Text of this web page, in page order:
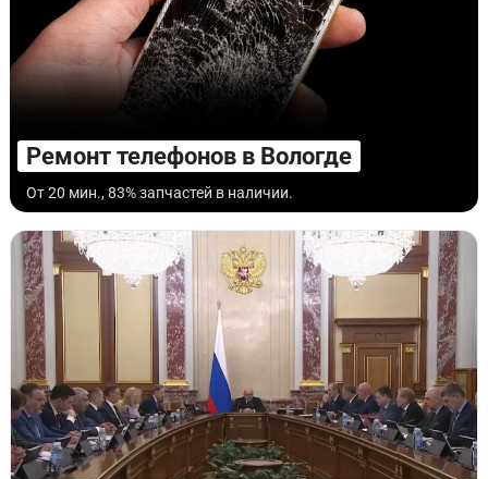
Ремонт телефонов в Вологде
От 20 мин., 83% запчастей в наличии.